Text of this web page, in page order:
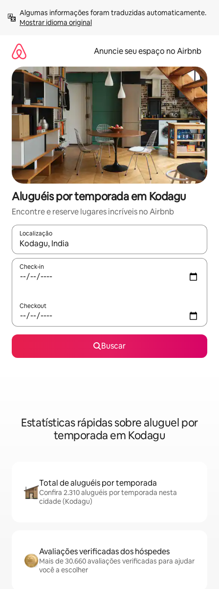
para
Mostrar idioma original
Anuncie seu espaço no Airbnb
Aluguéis por temporada em Kodagu
Encontre e reserve lugares incríveis no Airbnb
Localização
Quando os resultados estiverem disponíveis, explore-os
Check-in
Checkout
Buscar
Estatísticas rápidas sobre aluguel por
temporada em Kodagu
Total de aluguéis por temporada
Confira 2.310 aluguéis por temporada nesta
cidade (Kodagu)
Avaliações verificadas dos hóspedes
Mais de 30.660 avaliações verificadas para ajudar
você a escolher